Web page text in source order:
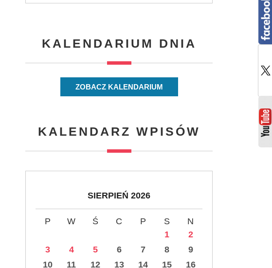
KALENDARIUM DNIA
ZOBACZ KALENDARIUM
KALENDARZ WPISÓW
SIERPIEŃ 2026
P W Ś C P S
N
1
2
3
4 5 6 7 8
9
10
11 12 13 14 15
16